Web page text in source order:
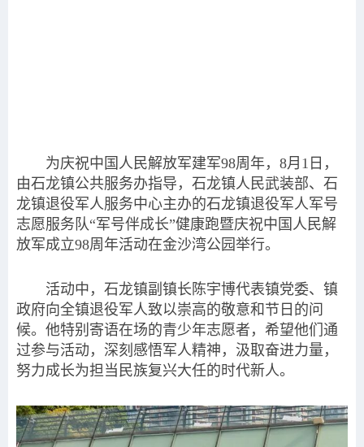
为庆祝中国人民解放军建军98周年，8月1日，
由石龙镇公共服务办指导，石龙镇人民武装部、石
龙镇退役军人服务中心主办的石龙镇退役军人军号
志愿服务队“军号伴成长”健康跑暨庆祝中国人民解
放军成立98周年活动在金沙湾公园举行。
活动中，石龙镇副镇长陈宇博代表镇党委、镇
政府向全镇退役军人致以崇高的敬意和节日的问
候。他特别寄语在场的青少年志愿者，希望他们通
过参与活动，深刻感悟军人精神，汲取奋进力量，
努力成长为担当民族复兴大任的时代新人。